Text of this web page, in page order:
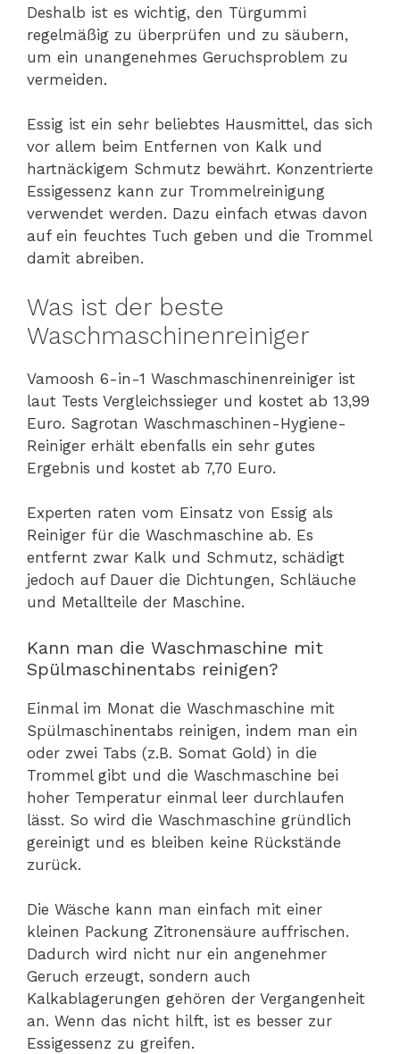
Deshalb ist es wichtig, den Türgummi
regelmäßig zu überprüfen und zu säubern,
um ein unangenehmes Geruchsproblem zu
vermeiden.
Essig ist ein sehr beliebtes Hausmittel, das sich
vor allem beim Entfernen von Kalk und
hartnäckigem Schmutz bewährt. Konzentrierte
Essigessenz kann zur Trommelreinigung
verwendet werden. Dazu einfach etwas davon
auf ein feuchtes Tuch geben und die Trommel
damit abreiben.
Was ist der beste
Waschmaschinenreiniger
Vamoosh 6-in-1 Waschmaschinenreiniger ist
laut Tests Vergleichssieger und kostet ab 13,99
Euro. Sagrotan Waschmaschinen-Hygiene-
Reiniger erhält ebenfalls ein sehr gutes
Ergebnis und kostet ab 7,70 Euro.
Experten raten vom Einsatz von Essig als
Reiniger für die Waschmaschine ab. Es
entfernt zwar Kalk und Schmutz, schädigt
jedoch auf Dauer die Dichtungen, Schläuche
und Metallteile der Maschine.
Kann man die Waschmaschine mit
Spülmaschinentabs reinigen?
Einmal im Monat die Waschmaschine mit
Spülmaschinentabs reinigen, indem man ein
oder zwei Tabs (z.B. Somat Gold) in die
Trommel gibt und die Waschmaschine bei
hoher Temperatur einmal leer durchlaufen
lässt. So wird die Waschmaschine gründlich
gereinigt und es bleiben keine Rückstände
zurück.
Die Wäsche kann man einfach mit einer
kleinen Packung Zitronensäure auffrischen.
Dadurch wird nicht nur ein angenehmer
Geruch erzeugt, sondern auch
Kalkablagerungen gehören der Vergangenheit
an. Wenn das nicht hilft, ist es besser zur
Essigessenz zu greifen.